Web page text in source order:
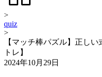
>
quiz
>
【マッチ棒パズル】正し
トレ】
2024年10月29日